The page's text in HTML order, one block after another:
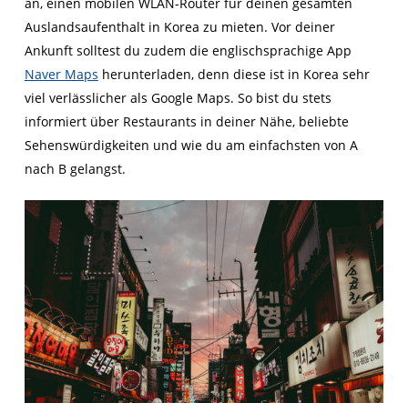
an, einen mobilen WLAN-Router für deinen gesamten
Auslandsaufenthalt in Korea zu mieten. Vor deiner
Ankunft solltest du zudem die englischsprachige App
Naver Maps herunterladen, denn diese ist in Korea sehr
viel verlässlicher als Google Maps. So bist du stets
informiert über Restaurants in deiner Nähe, beliebte
Sehenswürdigkeiten und wie du am einfachsten von A
nach B gelangst.